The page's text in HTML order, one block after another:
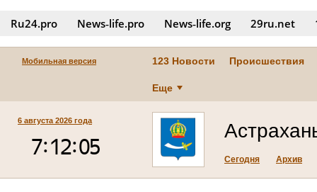
Ru24.pro News‑life.pro News‑life.org 29ru.net
Мобильная версия 123 Новости Происшествия
Еще
6 августа 2026 года
Сегодня Архив